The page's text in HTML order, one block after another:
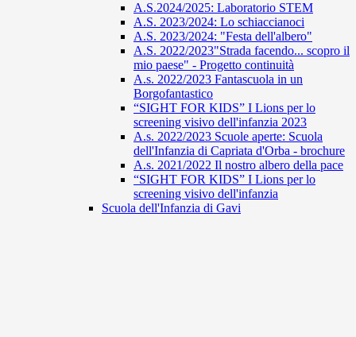
A.S.2024/2025: Laboratorio STEM
A.S. 2023/2024: Lo schiaccianoci
A.S. 2023/2024: "Festa dell'albero"
A.S. 2022/2023"Strada facendo... scopro il
mio paese" - Progetto continuità
A.s. 2022/2023 Fantascuola in un
Borgofantastico
“SIGHT FOR KIDS” I Lions per lo
screening visivo dell'infanzia 2023
A.s. 2022/2023 Scuole aperte: Scuola
dell'Infanzia di Capriata d'Orba - brochure
A.s. 2021/2022 Il nostro albero della pace
“SIGHT FOR KIDS” I Lions per lo
screening visivo dell'infanzia
Scuola dell'Infanzia di Gavi